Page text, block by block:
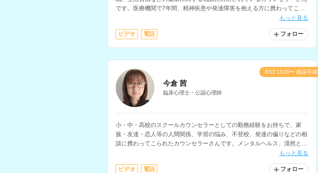
です。医療機関で7年間、精神疾患や発達障害を抱える方に携わってこら
もっと見る
ビデオ 電話 フォロー
今倉 茜
臨床心理士・公認心理師
小・中・高校のスクールカウンセラーとしての勤務経験をお持ちで、家
族・友達・恋人等の人間関係、学習の悩み、不登校、発達の偏りなどの相
談に携わってこられたカウンセラーさんです。メンタルヘルス、漠然とし
もっと見る
ビデオ 電話 フォロー
8/13 13:00〜 相談可能